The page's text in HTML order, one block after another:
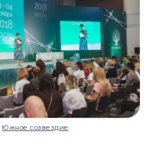
Южное созвездие